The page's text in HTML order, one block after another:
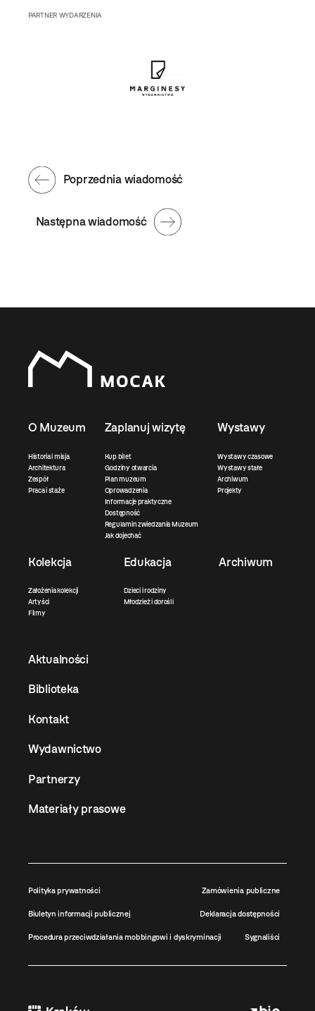
PARTNER WYDARZENIA
Następna wiadomość
Poprzednia wiadomość
O Muzeum
Historia i misja
Architektura
Zespół
Praca i staże
Zaplanuj wizytę
Kup bilet
Godziny otwarcia
Plan muzeum
Oprowadzenia
Informacje praktyczne
Dostępność
Regulamin zwiedzania Muzeum
Jak dojechać
Wystawy
Wystawy czasowe
Wystawy stałe
Archiwum
Projekty
Kolekcja
Założenia kolekcji
Artyści
Filmy
Edukacja
Dzieci i rodziny
Młodzież i dorośli
Archiwum
Aktualności
Biblioteka
Kontakt
Wydawnictwo
Partnerzy
Materiały prasowe
Polityka prywatności Zamówienia publiczne
Biuletyn informacji publicznej Deklaracja dostępności
Procedura przeciwdziałania mobbingowi i dyskryminacji Sygnaliści